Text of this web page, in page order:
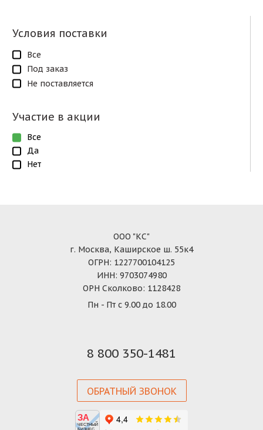
Условия поставки
Все
Под заказ
Не поставляется
Участие в акции
Все
Да
Нет
ООО "КС"
г. Москва, Каширское ш. 55к4
ОГРН: 1227700104125
ИНН: 9703074980
ОРН Сколково: 1128428
Пн - Пт с 9.00 до 18.00
8 800 350-1481
ОБРАТНЫЙ ЗВОНОК
ЗА
ЧЕСТНЫЙ